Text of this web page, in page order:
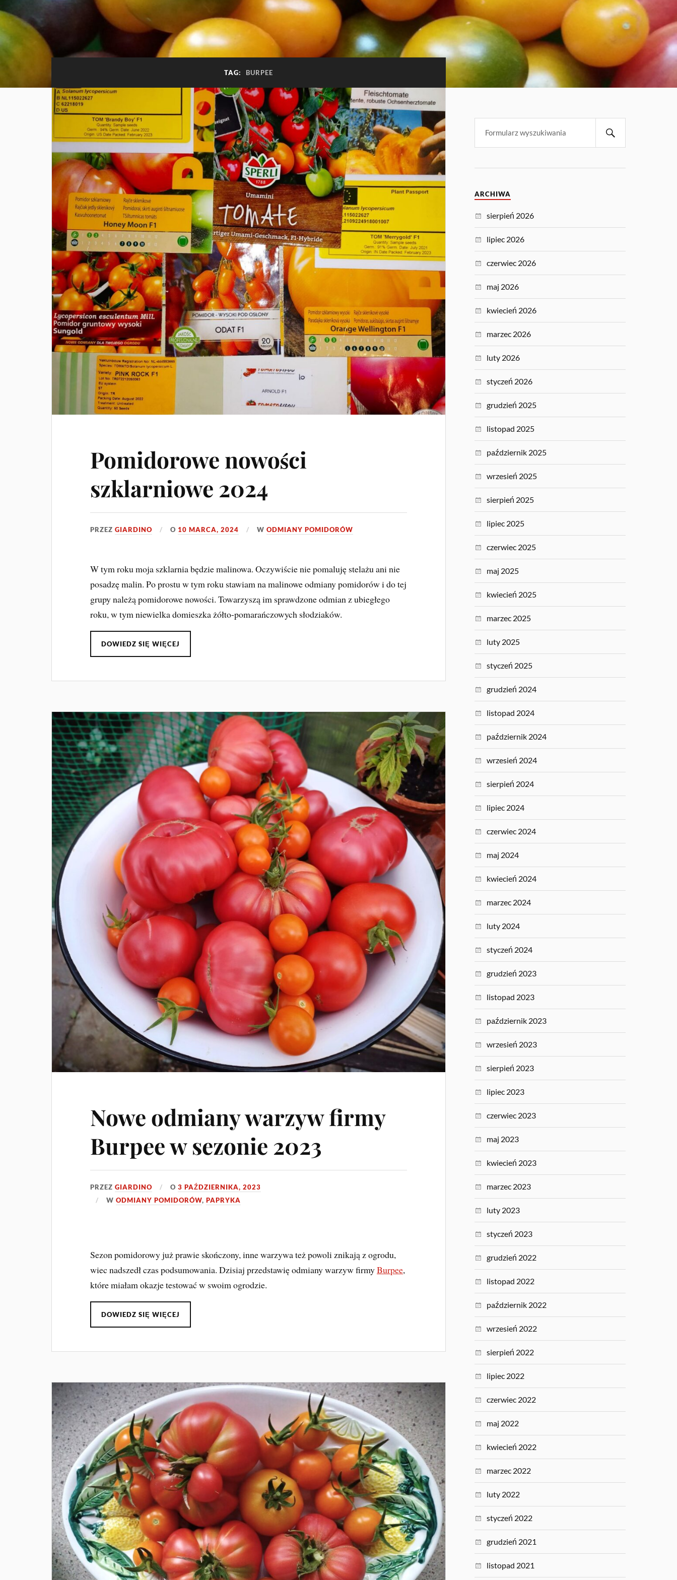
TAG: BURPEE
Pomidorowe nowości
szklarniowe 2024
PRZEZGIARDINO O 10 MARCA, 2024 WODMIANY POMIDORÓW
W tym roku moja szklarnia będzie malinowa. Oczywiście nie pomaluję stelażu ani nie
posadzę malin. Po prostu w tym roku stawiam na malinowe odmiany pomidorów i do tej
grupy należą pomidorowe nowości. Towarzyszą im sprawdzone odmian z ubiegłego
roku, w tym niewielka domieszka żółto-pomarańczowych słodziaków.
DOWIEDZ SIĘ WIĘCEJ
Nowe odmiany warzyw firmy
Burpee w sezonie 2023
PRZEZGIARDINO O3 PAŹDZIERNIKA, 2023
WODMIANY POMIDORÓW,PAPRYKA
Sezon pomidorowy już prawie skończony, inne warzywa też powoli znikają z ogrodu,
wiec nadszedł czas podsumowania. Dzisiaj przedstawię odmiany warzyw firmyBurpee,
które miałam okazje testować w swoim ogrodzie.
DOWIEDZ SIĘ WIĘCEJ
ARCHIWA
sierpień 2026
lipiec 2026
czerwiec 2026
maj 2026
kwiecień 2026
marzec 2026
luty 2026
styczeń 2026
grudzień 2025
listopad 2025
październik 2025
wrzesień 2025
sierpień 2025
lipiec 2025
czerwiec 2025
maj 2025
kwiecień 2025
marzec 2025
luty 2025
styczeń 2025
grudzień 2024
listopad 2024
październik 2024
wrzesień 2024
sierpień 2024
lipiec 2024
czerwiec 2024
maj 2024
kwiecień 2024
marzec 2024
luty 2024
styczeń 2024
grudzień 2023
listopad 2023
październik 2023
wrzesień 2023
sierpień 2023
lipiec 2023
czerwiec 2023
maj 2023
kwiecień 2023
marzec 2023
luty 2023
styczeń 2023
grudzień 2022
listopad 2022
październik 2022
wrzesień 2022
sierpień 2022
lipiec 2022
czerwiec 2022
maj 2022
kwiecień 2022
marzec 2022
luty 2022
styczeń 2022
grudzień 2021
listopad 2021